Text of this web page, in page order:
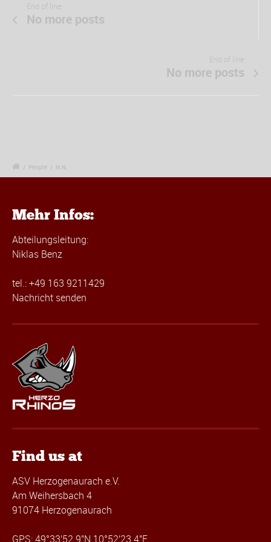
End of line
No more posts
End of line
No more posts
/ People / N.N.
Mehr Infos:
Abteilungsleitung:
Niklas Benz
tel.: +49 163 9211429
Nachricht senden
Find us at
ASV Herzogenaurach e.V.
Am Weihersbach 4
91074 Herzogenaurach
GPS: 49°33'52.9"N 10°52'23.4"E